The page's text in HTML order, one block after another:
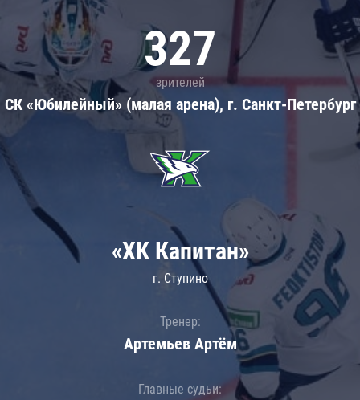
327
зрителей
СК «Юбилейный» (малая арена), г. Санкт-Петербург
«ХК Капитан»
г. Ступино
Тренер:
Артемьев Артём
Главные судьи: